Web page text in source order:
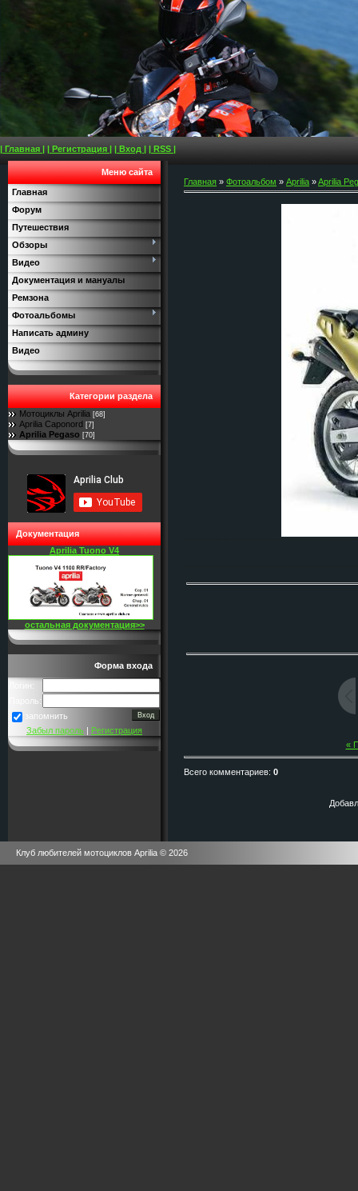
| Главная | | Регистрация | | Вход | | RSS |
Меню сайта
Главная
Форум
Путешествия
Обзоры
Видео
Документация и мануалы
Ремзона
Фотоальбомы
Написать админу
Видео
Категории раздела
Мотоциклы Aprilia [68]
Aprilia Caponord [7]
Aprilia Pegaso [70]
Документация
Aprilia Tuono V4
остальная документация>>
Форма входа
Логин:
Пароль:
запомнить
Забыл пароль | Регистрация
Главная » Фотоальбом » Aprilia »Aprilia
«
Всего комментариев: 0
Клуб любителей мотоциклов Aprilia © 2026